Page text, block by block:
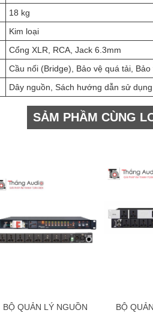
18 kg
Kim loại
Cổng XLR, RCA, Jack 6.3mm
Cầu nối (Bridge), Bảo vệ quá tải,
Dây nguồn, Sách hướng dẫn sử dụng
SẢM PHẦM CÙNG
BỘ QUẢN LÝ NGUỒN
BỘ